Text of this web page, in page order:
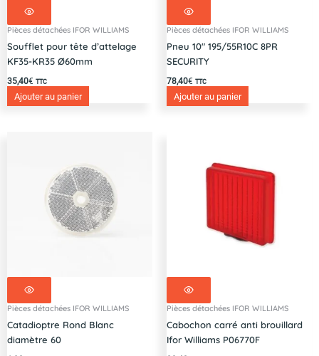
Pièces détachées IFOR WILLIAMS
Soufflet pour tête d’attelage
KF35-KR35 Ø60mm
35,40€ TTC
Ajouter au panier
Pièces détachées IFOR WILLIAMS
Pneu 10″ 195/55R10C 8PR
SECURITY
78,40€ TTC
Ajouter au panier
Pièces détachées IFOR WILLIAMS
Catadioptre Rond Blanc
diamètre 60
Pièces détachées IFOR WILLIAMS
Cabochon carré anti brouillard
Ifor Williams P06770F